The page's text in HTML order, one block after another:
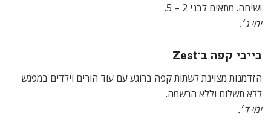
ושיחה. מתאים לבני 2 – 5.
ימי ג׳.
בייבי קפה ב־Zest
הזדמנות מצוינת לשתות קפה ברוגע עם עוד הורים וילדים במפגש
ללא תשלום וללא הרשמה.
ימי ד׳.